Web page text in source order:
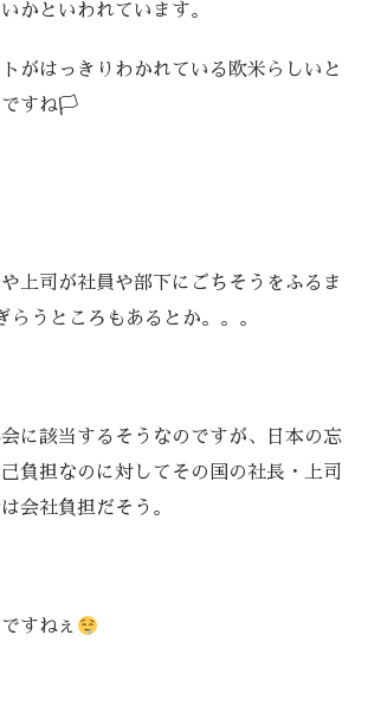
かといわれています。
がはっきりわかれている 欧米らしいと
ですね🏳
上司が社員や部下にごちそうをふるま
らうところもあるとか。。。
に該当するそうなのですが、
日本の忘
負担なのに対して その国の社長・上司
会社負担だそう。
すねぇ